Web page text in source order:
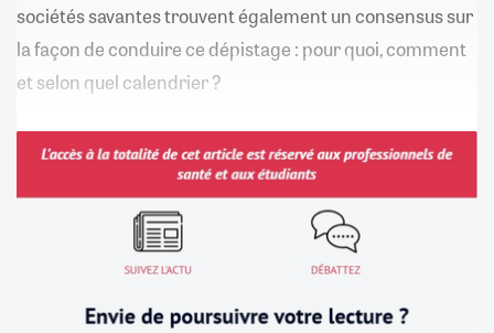
sociétés savantes trouvent également un consensus sur
la façon de conduire ce dépistage : pour quoi, comment
et selon quel calendrier ?